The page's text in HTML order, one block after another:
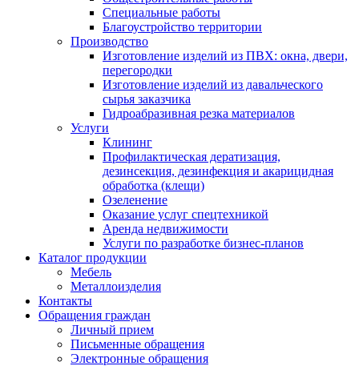
Специальные работы
Благоустройство территории
Производство
Изготовление изделий из ПВХ: окна, двери,
перегородки
Изготовление изделий из давальческого
сырья заказчика
Гидроабразивная резка материалов
Услуги
Клининг
Профилактическая дератизация,
дезинсекция, дезинфекция и акарицидная
обработка (клещи)
Озеленение
Оказание услуг спецтехникой
Аренда недвижимости
Услуги по разработке бизнес-планов
Каталог продукции
Мебель
Металлоизделия
Контакты
Обращения граждан
Личный прием
Письменные обращения
Электронные обращения